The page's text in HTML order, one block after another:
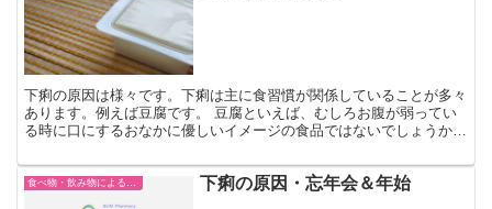
下痢の原因は様々です。下痢は主に食習慣が関係していることが多々
あります。例えば豆腐です。 豆腐といえば、むしろお腹が弱ってい
る時に口にするおなかに優しいイメージの食品ではないでしょうか。
下痢の原因・忘年会＆年始